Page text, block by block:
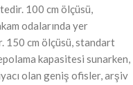
100 cm ölçüsü,
odalarında yer
150 cm ölçüsü, standart
kapasitesi sunarken,
olan geniş ofisler, arşiv